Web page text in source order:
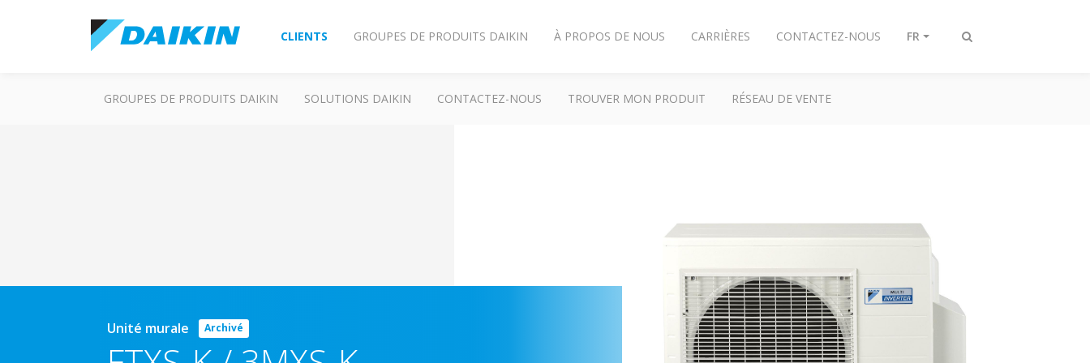
Afficher/masquer
CLIENTS GROUPES DE PRODUITS DAIKIN À PROPOS DE NOUS CARRIÈRES CONTACTEZ-NOUS FR
GROUPES DE PRODUITS DAIKIN SOLUTIONS DAIKIN CONTACTEZ-NOUS TROUVER MON PRODUIT RÉSEAU DE VENTE
Unité murale Archivé